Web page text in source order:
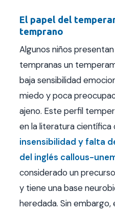
El papel del
temprano
Algunos niños
tempranas un
baja sensibilidad
miedo y poca
ajeno. Este perfil
en la literatura científica
insensibilidad y falta
del inglés callous-
considerado un
y tiene una base
heredada. Sin embargo,